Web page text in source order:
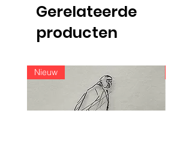
info@raoulservaiscollection.com
Gerelateerde
producten
Nieuw